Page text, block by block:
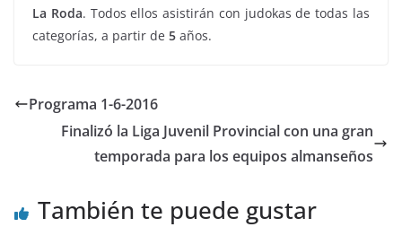
La Roda. Todos ellos asistirán con judokas de todas las
categorías, a partir de 5 años.
Programa 1-6-2016
Finalizó la Liga Juvenil Provincial con una gran
temporada para los equipos almanseños
También te puede gustar